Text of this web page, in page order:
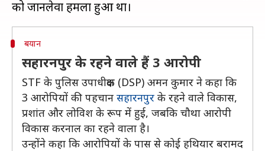
बयान
सहारनपुर के रहने वाले हैं 3 आरोपी
STF के पुलिस उपाधीक्षक (DSP) अमन कुमार ने कहा कि
3 आरोपियों की पहचान सहारनपुर के रहने वाले विकास,
प्रशांत और लोविश के रूप में हुई, जबकि चौथा आरोपी
विकास करनाल का रहने वाला है।
उन्होंने कहा कि आरोपियों के पास से कोई हथियार बरामद